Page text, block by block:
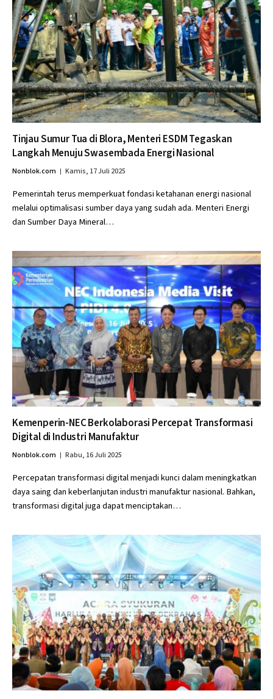
Tinjau Sumur Tua di Blora, Menteri ESDM Tegaskan
Langkah Menuju Swasembada Energi Nasional
Nonblok.com Kamis, 17 Juli 2025
Pemerintah terus memperkuat fondasi ketahanan energi nasional
melalui optimalisasi sumber daya yang sudah ada. Menteri Energi
dan Sumber Daya Mineral…
Kemenperin-NEC Berkolaborasi Percepat Transformasi
Digital di Industri Manufaktur
Nonblok.com Rabu, 16 Juli 2025
Percepatan transformasi digital menjadi kunci dalam meningkatkan
daya saing dan keberlanjutan industri manufaktur nasional. Bahkan,
transformasi digital juga dapat menciptakan…